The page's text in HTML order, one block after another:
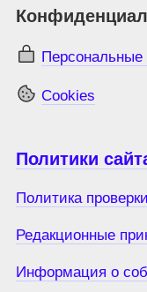
Cookies
Политики
Политика
Редакционные
Информация о